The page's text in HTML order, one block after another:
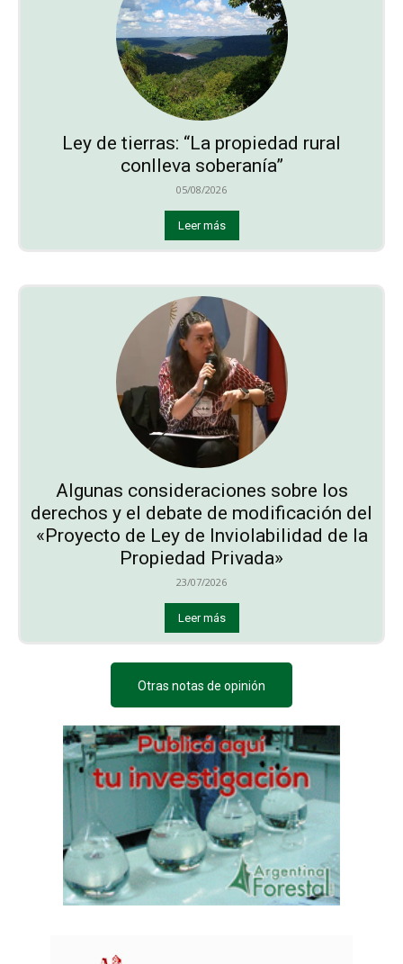
Ley de tierras: “La propiedad rural
conlleva soberanía”
05/08/2026
Leer más
Algunas consideraciones sobre los
derechos y el debate de modificación del
«Proyecto de Ley de Inviolabilidad de la
Propiedad Privada»
23/07/2026
Leer más
Otras notas de opinión